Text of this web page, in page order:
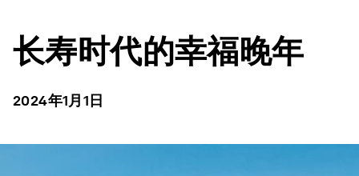
长寿时代的幸福晚年
2024年1月1日